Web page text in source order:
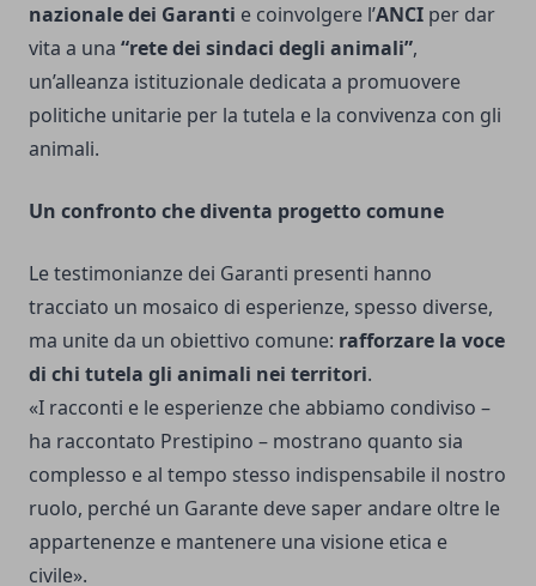
nazionale dei Garanti e coinvolgere l’ANCI per dar
vita a una “rete dei sindaci degli animali”,
un’alleanza istituzionale dedicata a promuovere
politiche unitarie per la tutela e la convivenza con gli
animali.
Un confronto che diventa progetto comune
Le testimonianze dei Garanti presenti hanno
tracciato un mosaico di esperienze, spesso diverse,
ma unite da un obiettivo comune: rafforzare la voce
di chi tutela gli animali nei territori.
«I racconti e le esperienze che abbiamo condiviso –
ha raccontato Prestipino – mostrano quanto sia
complesso e al tempo stesso indispensabile il nostro
ruolo, perché un Garante deve saper andare oltre le
appartenenze e mantenere una visione etica e
civile».